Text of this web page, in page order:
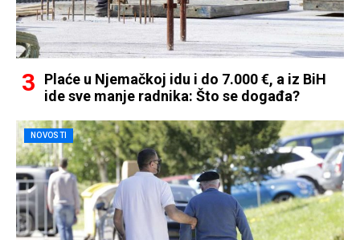
Plaće u Njemačkoj idu i do 7.000 €, a iz BiH
ide sve manje radnika: Što se događa?
NOVOSTI